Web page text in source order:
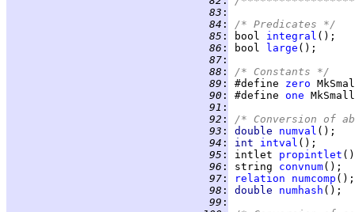
  83
:
  84
:
/* Predicates */
  85
: bool integral
  86
: bool large
  87
:
  88
:
/* Constants */
  89
: #define zero
  90
: #define one
  91
:
  92
:
/* Conversion of
  93
: double numval
  94
: int intval
  95
: intlet propintlet
  96
: string convnum
  97
: relation numcomp
  98
: double numhash
  99
: